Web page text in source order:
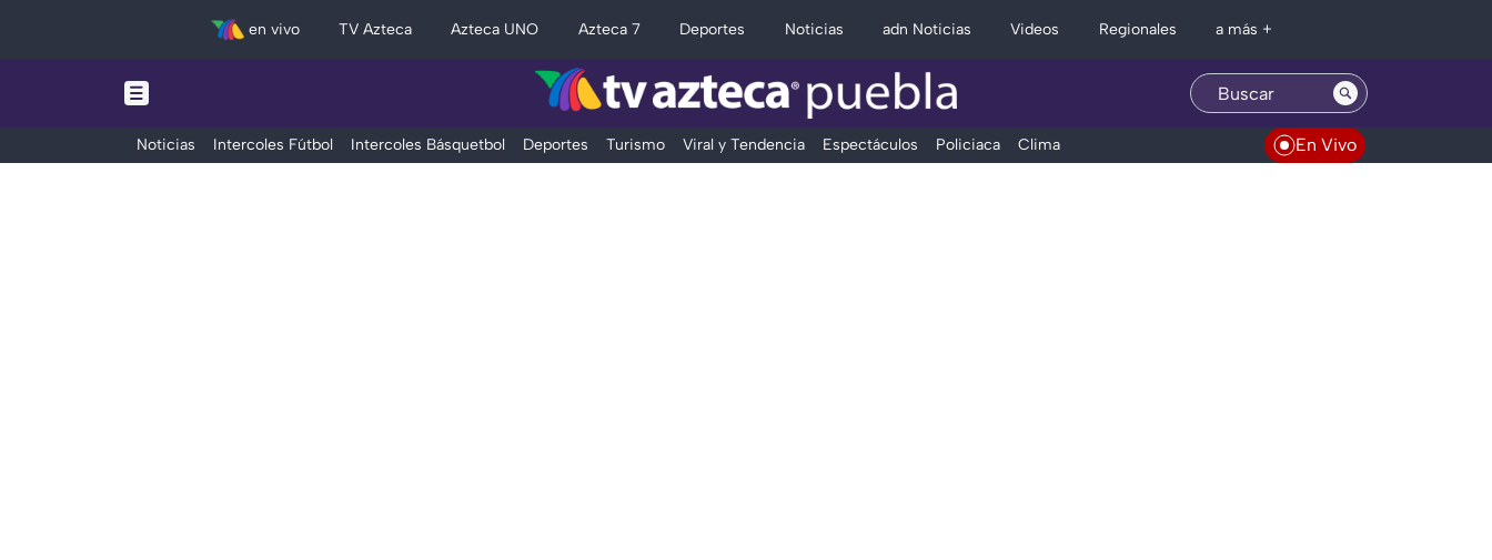
en vivo TV Azteca Azteca UNO Azteca 7 Deportes Noticias adn Noticias Videos Regionales a más +
Noticias Intercoles Fútbol Intercoles Básquetbol Deportes Turismo Viral y Tendencia Espectáculos Policiaca Clima En Vivo